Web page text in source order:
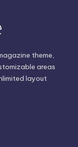
theme,
areas
layout